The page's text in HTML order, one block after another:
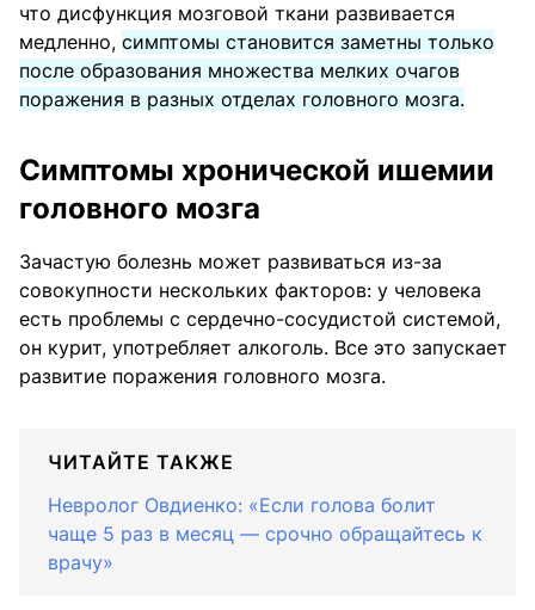
что дисфункция мозговой ткани развивается
медленно, симптомы становится заметны только
после образования множества мелких очагов
поражения в разных отделах головного мозга.
Симптомы хронической ишемии
головного мозга
Зачастую болезнь может развиваться из-за
совокупности нескольких факторов: у человека
есть проблемы с сердечно-сосудистой системой,
он курит, употребляет алкоголь. Все это запускает
развитие поражения головного мозга.
ЧИТАЙТЕ ТАКЖЕ
Невролог Овдиенко: «Если голова болит
чаще 5 раз в месяц — срочно обращайтесь к
врачу»